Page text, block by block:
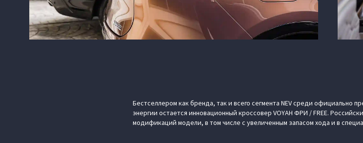
Бестселлером как бренда, так и всего сегмента NEV среди официально
энергии остается инновационный кроссовер VOYAH ФРИ / FREE.
модификаций модели, в том числе с увеличенным запасом хода и в